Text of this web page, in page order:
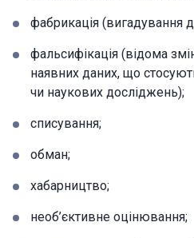
фабрикація (вигадування
фальсифікація (відома
наявних даних, що
чи наукових досліджень);
списування;
обман;
хабарництво;
необ’єктивне оцінювання;